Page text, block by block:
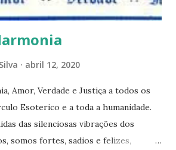
nós pode de fato afirmar alguma coi...
abril 12, 2020
Amor, Verdade e Justiça a todos os
Esoterico e a toda a humanidade.
das silenciosas vibrações dos
somos fortes, sadios e felizes,